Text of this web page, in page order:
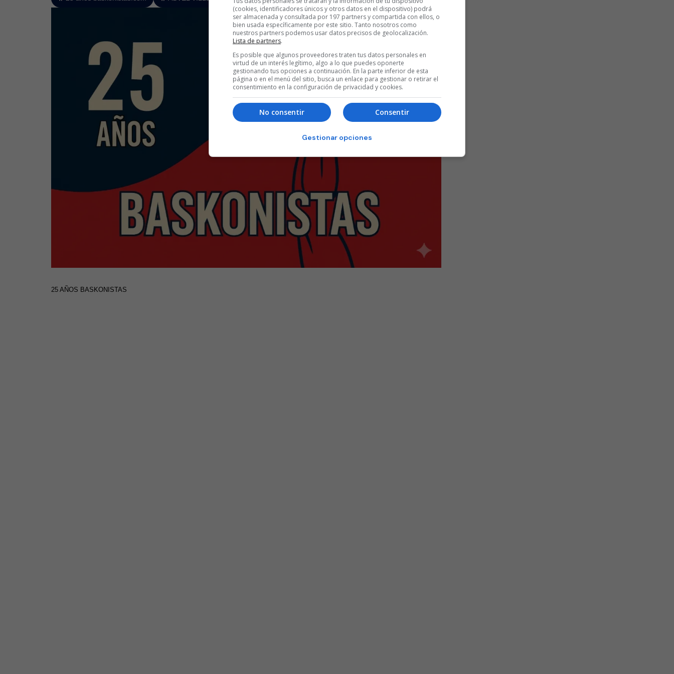
25 AÑOS BASKONISTAS
(cookies, identificadores únicos y otros datos en el dispositivo) podrá
ser almacenada y consultada por 197 partners y compartida con ellos, o
bien usada específicamente por este sitio. Tanto nosotros como
nuestros partners podemos usar datos precisos de geolocalización.
Lista de partners.
Es posible que algunos proveedores traten tus datos personales en
virtud de un interés legítimo, algo a lo que puedes oponerte
gestionando tus opciones a continuación. En la parte inferior de esta
página o en el menú del sitio, busca un enlace para gestionar o retirar el
consentimiento en la configuración de privacidad y cookies.
Consentir
No consentir
Gestionar opciones